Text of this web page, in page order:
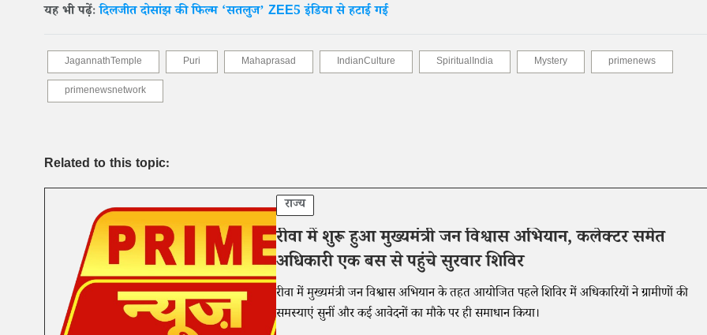
यह भी पढ़ेंःदिलजीत दोसांझ की फिल्म ‘सतलुज’ ZEE5 इंडिया से हटाई गई
JagannathTemple Puri Mahaprasad IndianCulture SpiritualIndia Mystery
primenews
primenewsnetwork
Related to this topic:
राज्य
रीवा में शुरू हुआ मुख्यमंत्री जन विश्वास अभियान, कलेक्टर समेत
अधिकारी एक बस से पहुंचे सुरवार शिविर
रीवा में मुख्यमंत्री जन विश्वास अभियान के तहत आयोजित पहले शिविर में अधिकारियों ने ग्रामीणों की
समस्याएं सुनीं और कई आवेदनों का मौके पर ही समाधान किया।